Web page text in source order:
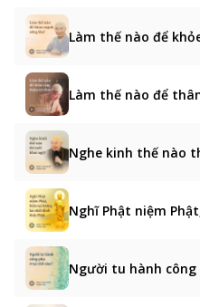
Làm thế nào để
Làm thế nào để
Nghe kinh thế nào
Người tu hành